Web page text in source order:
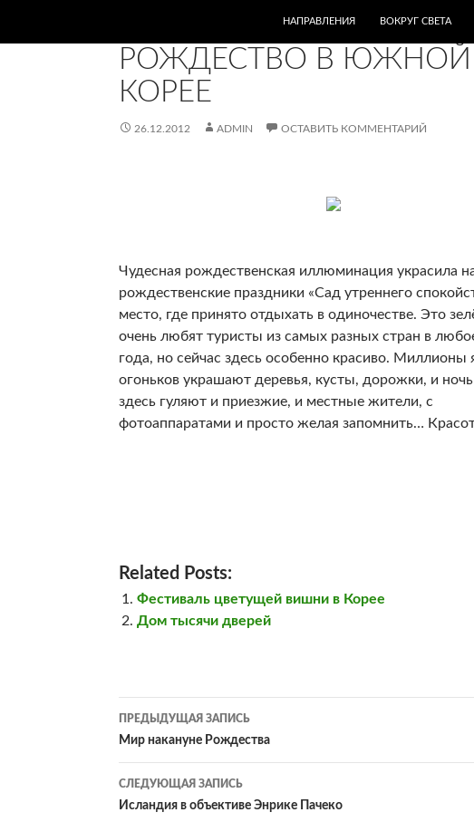
НАПРАВЛЕНИЯ
ВОКРУГ СВЕТА
РОЖДЕСТВО В ЮЖНОЙ
КОРЕЕ
26.12.2012 ADMIN ОСТАВИТЬ КОММЕНТАРИЙ
Чудесная рождественская иллюминация украсила
рождественские праздники «Сад утреннего
место, где принято отдыхать в одиночестве. Это
очень любят туристы из самых разных стран в
года, но сейчас здесь особенно красиво. Миллионы
огоньков украшают деревья, кусты, дорожки, и
здесь гуляют и приезжие, и местные жители, с
фотоаппаратами и просто желая запомнить…
Related Posts:
Фестиваль цветущей вишни в Корее
Дом тысячи дверей
Навигация
по
записям
ПРЕДЫДУЩАЯ ЗАПИСЬ
Мир накануне Рождества
СЛЕДУЮЩАЯ ЗАПИСЬ
Исландия в объективе Энрике Пачеко